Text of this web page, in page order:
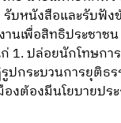
รับหนังสือและรับฟั
านเพื่อสิทธิประชา
1. ปล่อยนักโทษกา
รูปกระบวนการยุติธ
องต้องมีนโยบายป